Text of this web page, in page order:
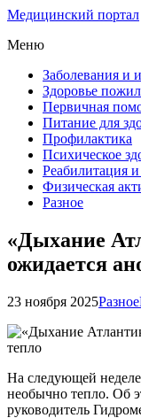
Медицинский портал
Меню
Заболевания и
Здоровье
Первичная
Питание для
Профилактика
Психическое
Реабилитация
Физическая
Разное
«Дыхание
ожидается
23 ноября 2025Разное
На следующей
необычно тепло. Об
руководитель